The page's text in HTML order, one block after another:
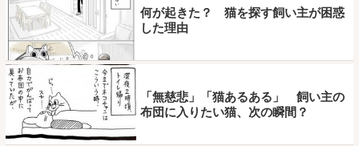
何が起きた？ 猫を探す飼い主が困惑
した理由
「無慈悲」「猫あるある」 飼い主の
布団に入りたい猫、次の瞬間？